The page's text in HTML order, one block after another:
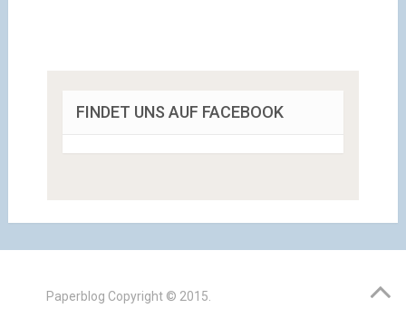
FINDET UNS AUF FACEBOOK
Paperblog Copyright © 2015.